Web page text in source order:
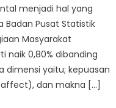
menjadi hal yang
Badan Pusat Statistik
Masyarakat
naik 0,80% dibanding
dimensi yaitu; kepuasan
dan makna […]